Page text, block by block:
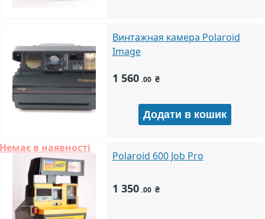
Винтажная камера Polaroid
Image
1 560 .00 ₴
Немає в наявності
Polaroid 600 Job Pro
1 350 .00 ₴